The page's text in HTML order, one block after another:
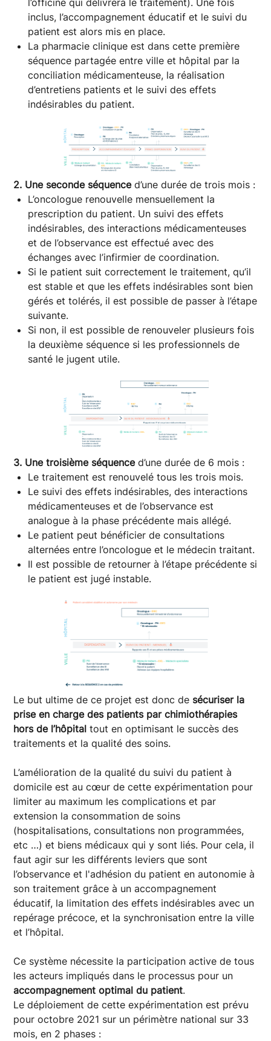
inclus, l’accompagnement éducatif et le suivi du
patient est alors mis en place.
La pharmacie clinique est dans cette première
séquence partagée entre ville et hôpital par la
conciliation médicamenteuse, la réalisation
d’entretiens patients et le suivi des effets
indésirables du patient.
2. Une seconde séquenced’une durée de trois mois :
L’oncologue renouvelle mensuellement la
prescription du patient. Un suivi des effets
indésirables, des interactions médicamenteuses
et de l’observance est effectué avec des
échanges avec l’infirmier de coordination.
Si le patient suit correctement le traitement, qu’il
est stable et que les effets indésirables sont bien
gérés et tolérés, il est possible de passer à l’étape
suivante.
Si non, il est possible de renouveler plusieurs fois
la deuxième séquence si les professionnels de
santé le jugent utile.
3. Une troisième séquenced’une durée de 6 mois :
Le traitement est renouvelé tous les trois mois.
Le suivi des effets indésirables, des interactions
médicamenteuses et de l’observance est
analogue à la phase précédente mais allégé.
Le patient peut bénéficier de consultations
alternées entre l’oncologue et le médecin traitant.
Il est possible de retourner à l’étape précédente si
le patient est jugé instable.
Le but ultime de ce projet est donc de sécuriser la
prise en charge des patients par chimiothérapies
hors de l’hôpital tout en optimisant le succès des
traitements et la qualité des soins.
L’amélioration de la qualité du suivi du patient à
domicile est au cœur de cette expérimentation pour
limiter au maximum les complications et par
extension la consommation de soins
(hospitalisations, consultations non programmées,
etc …) et biens médicaux qui y sont liés. Pour cela, il
faut agir sur les différents leviers que sont
l’observance et l'adhésion du patient en autonomie à
son traitement grâce à un accompagnement
éducatif, la limitation des effets indésirables avec un
repérage précoce, et la synchronisation entre la ville
et l’hôpital.
Ce système nécessite la participation active de tous
les acteurs impliqués dans le processus pour un
accompagnement optimal du patient.
Le déploiement de cette expérimentation est prévu
pour octobre 2021 sur un périmètre national sur 33
mois, en 2 phases :